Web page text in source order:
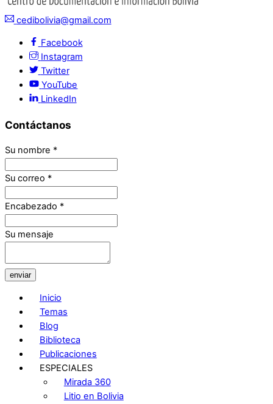
cedibolivia@gmail.com
Facebook
Instagram
Twitter
YouTube
LinkedIn
Contáctanos
Su nombre *
Su correo *
Encabezado *
Su mensaje
enviar
Inicio
Temas
Blog
Biblioteca
Publicaciones
ESPECIALES
Mirada 360
Litio en Bolivia